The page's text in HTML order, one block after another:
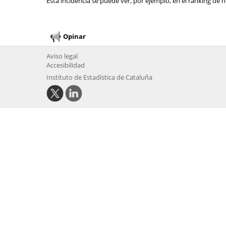
Opinar
Aviso legal
Accesibilidad
Instituto de Estadística de Cataluña